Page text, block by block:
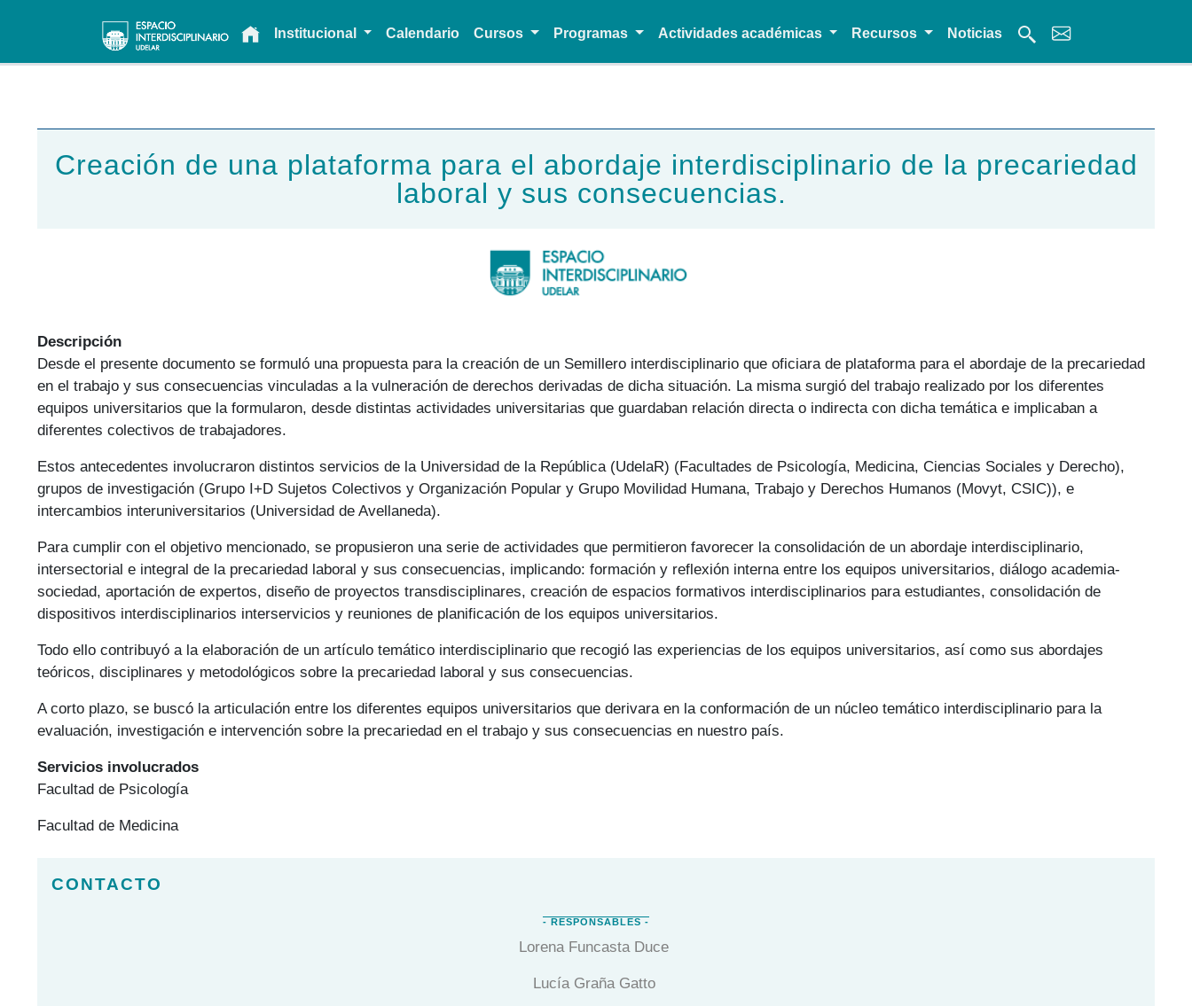
Main navigationInstitucional Calendario Cursos Programas Actividades académicas Recursos Noticias
Creación de una plataforma para el abordaje interdisciplinario de la precariedad
laboral y sus consecuencias.
Descripción
Desde el presente documento se formuló una propuesta para la creación de un Semillero interdisciplinario que oficiara de plataforma para el abordaje de la precariedad
en el trabajo y sus consecuencias vinculadas a la vulneración de derechos derivadas de dicha situación. La misma surgió del trabajo realizado por los diferentes
equipos universitarios que la formularon, desde distintas actividades universitarias que guardaban relación directa o indirecta con dicha temática e implicaban a
diferentes colectivos de trabajadores.
Estos antecedentes involucraron distintos servicios de la Universidad de la República (UdelaR) (Facultades de Psicología, Medicina, Ciencias Sociales y Derecho),
grupos de investigación (Grupo I+D Sujetos Colectivos y Organización Popular y Grupo Movilidad Humana, Trabajo y Derechos Humanos (Movyt, CSIC)), e
intercambios interuniversitarios (Universidad de Avellaneda).
Para cumplir con el objetivo mencionado, se propusieron una serie de actividades que permitieron favorecer la consolidación de un abordaje interdisciplinario,
intersectorial e integral de la precariedad laboral y sus consecuencias, implicando: formación y reflexión interna entre los equipos universitarios, diálogo academia-
sociedad, aportación de expertos, diseño de proyectos transdisciplinares, creación de espacios formativos interdisciplinarios para estudiantes, consolidación de
dispositivos interdisciplinarios interservicios y reuniones de planificación de los equipos universitarios.
Todo ello contribuyó a la elaboración de un artículo temático interdisciplinario que recogió las experiencias de los equipos universitarios, así como sus abordajes
teóricos, disciplinares y metodológicos sobre la precariedad laboral y sus consecuencias.
A corto plazo, se buscó la articulación entre los diferentes equipos universitarios que derivara en la conformación de un núcleo temático interdisciplinario para la
evaluación, investigación e intervención sobre la precariedad en el trabajo y sus consecuencias en nuestro país.
Servicios involucrados
Facultad de Psicología
Facultad de Medicina
Lorena Funcasta Duce
Lucía Graña Gatto